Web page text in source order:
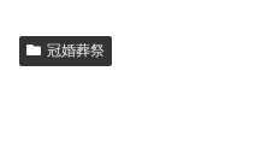
冠婚葬祭